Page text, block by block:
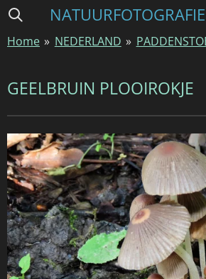
Ga
naar
hoofdinhoud
Home » NEDERLAND »
GEELBRUIN PLOOIROKJE